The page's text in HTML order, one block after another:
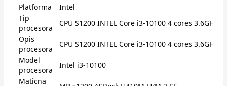
Platforma
Intel
Tip
procesora
CPU S1200 INTEL Core i3-10100 4 cores 3.6GHz
Opis
procesora
CPU S1200 INTEL Core i3-10100 4 cores 3.6GHz
Model
procesora
Intel i3-10100
Maticna